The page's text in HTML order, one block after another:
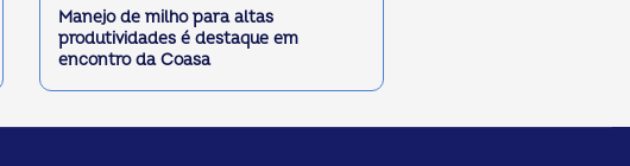
Manejo de milho para altas
produtividades é destaque em
encontro da Coasa